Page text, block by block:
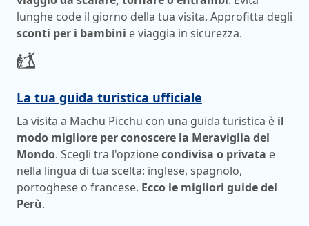
lunghe code il giorno della tua visita. Approfitta degli
sconti per i bambini e viaggia in sicurezza.
La tua guida turistica ufficiale
La visita a Machu Picchu con una guida turistica è il
modo migliore per conoscere la Meraviglia del
Mondo. Scegli tra l'opzionecondivisa o privata e
nella lingua di tua scelta: inglese, spagnolo,
portoghese o francese. Ecco le migliori guide del
Perù.